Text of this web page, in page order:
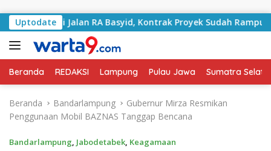
Uptodate
Jalan RA Basyid, Kontrak Proyek Sudah Rampung
Beranda REDAKSI Lampung Pulau Jawa Sumatra
Beranda Bandarlampung
Gubernur Mirza Resmikan
Penggunaan Mobil BAZNAS Tanggap Bencana
Bandarlampung, Jabodetabek, Keagamaan